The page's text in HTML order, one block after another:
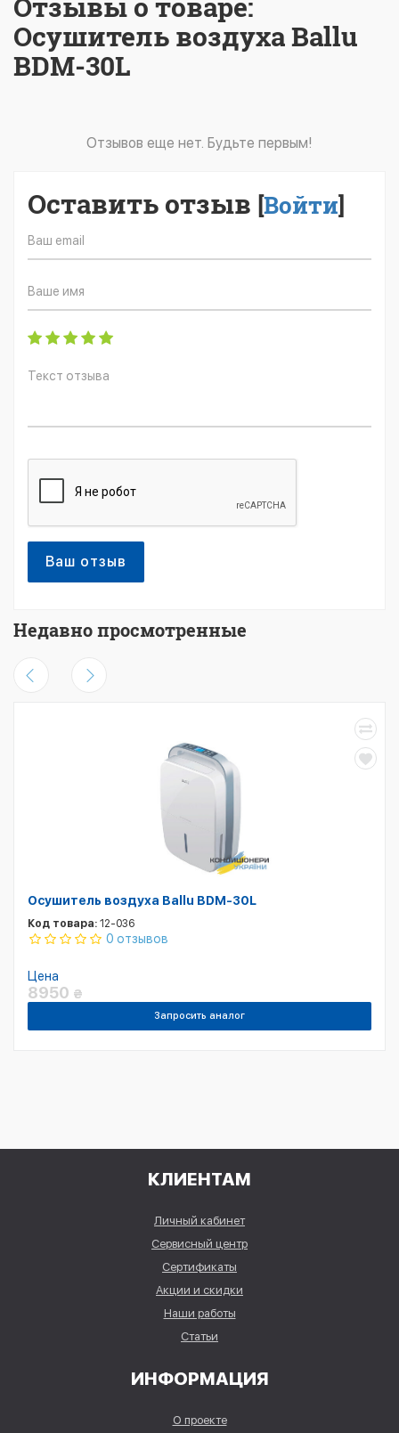
Осушитель воздуха Ballu
BDM-30L
Отзывов еще нет. Будьте первым!
Оставить отзыв [Войти]
Ваш отзыв
Недавно просмотренные
Осушитель воздуха Ballu BDM-30L
Код товара: 12-036
0 отзывов
Цена
8950 ₴
Запросить аналог
КЛИЕНТАМ
Личный кабинет
Сервисный центр
Сертификаты
Акции и скидки
Наши работы
Статьи
ИНФОРМАЦИЯ
О проекте